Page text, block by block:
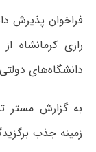
فراخوان پذیرش
رازی کرمانشاه
دانشگاه‌های دولتی برای
به گزارش مستر
زمینه جذب